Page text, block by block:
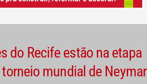
do Recife estão na etapa
mundial de Neymar